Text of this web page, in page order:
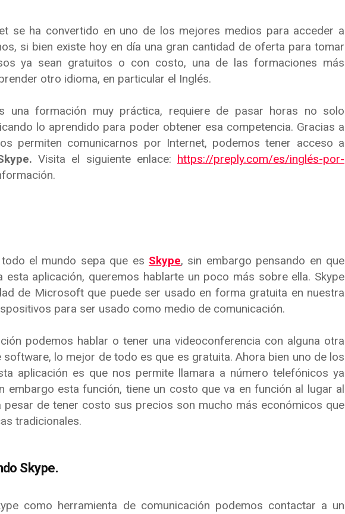
se ha convertido en uno de los mejores medios para acceder a
si bien existe hoy en día una gran cantidad de oferta para tomar
ya sean gratuitos o con costo, una de las formaciones más
otro idioma, en particular el Inglés.
una formación muy práctica, requiere de pasar horas no solo
lo aprendido para poder obtener esa competencia. Gracias a
permiten comunicarnos por Internet, podemos tener acceso a
Visita el siguiente enlace: https://preply.com/es/inglés-por-
el mundo sepa que es Skype, sin embargo pensando en que
esta aplicación, queremos hablarte un poco más sobre ella. Skype
de Microsoft que puede ser usado en forma gratuita en nuestra
para ser usado como medio de comunicación.
podemos hablar o tener una videoconferencia con alguna otra
lo mejor de todo es que es gratuita. Ahora bien uno de los
aplicación es que nos permite llamara a número telefónicos ya
embargo esta función, tiene un costo que va en función al lugar al
pesar de tener costo sus precios son mucho más económicos que
tradicionales.
Skype.
como herramienta de comunicación podemos contactar a un